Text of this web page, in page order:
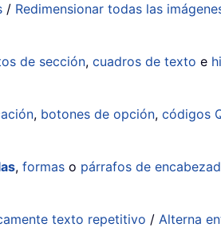
/ Redimensionar todas las
de sección, cuadros de texto e
, botones de opción, códigos
, formas o párrafos de
texto repetitivo / Alterna